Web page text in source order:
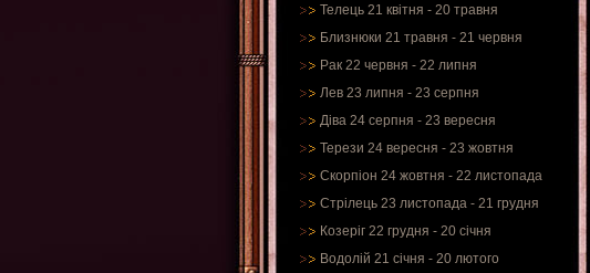
Телець 21 квітня - 20 травня
Близнюки 21 травня - 21 червня
Рак 22 червня - 22 липня
Лев 23 липня - 23 серпня
Діва 24 серпня - 23 вересня
Терези 24 вересня - 23 жовтня
Скорпіон 24 жовтня - 22 листопада
Стрілець 23 листопада - 21 грудня
Козеріг 22 грудня - 20 січня
Водолій 21 січня - 20 лютого